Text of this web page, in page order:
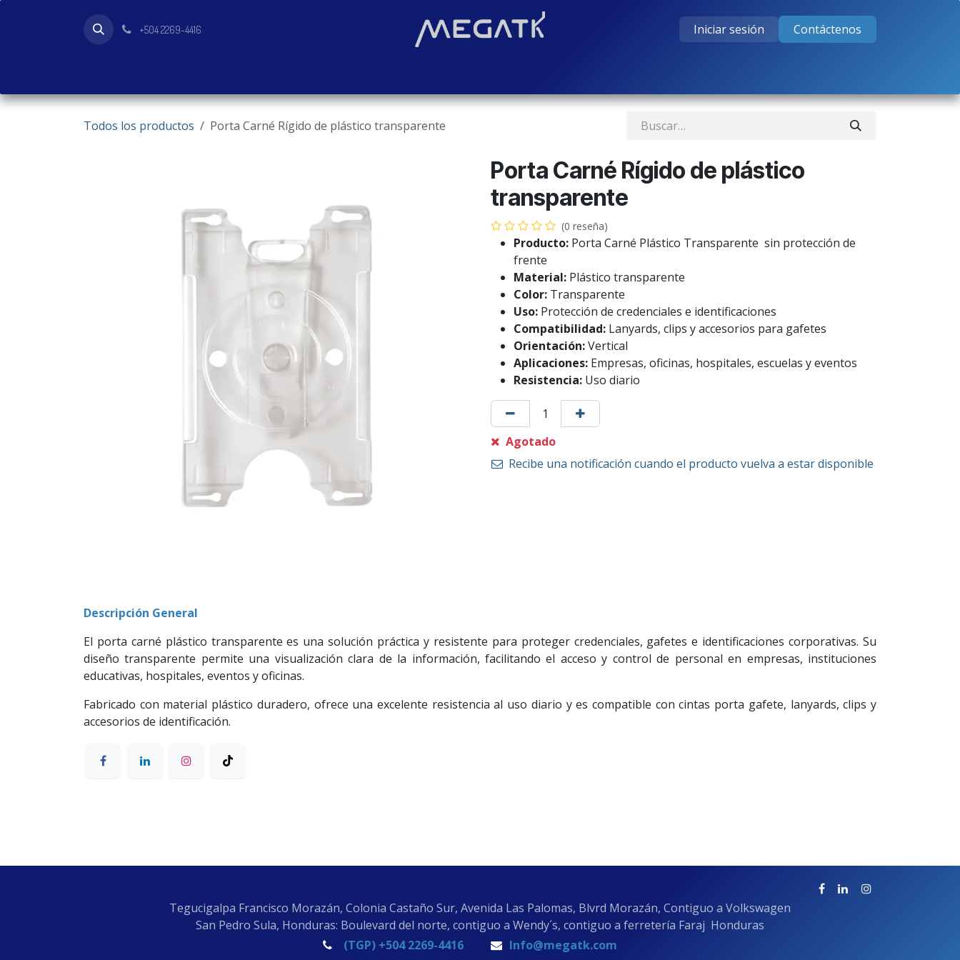
+504 2269-4416 Iniciar sesión Contáctenos
Todos los productos Porta Carné Rígido de plástico transparente
Porta Carné Rígido de plástico
transparente
(0 reseña)
Producto: Porta Carné Plástico Transparente sin protección de
frente
Material: Plástico transparente
Color: Transparente
Uso: Protección de credenciales e identificaciones
Compatibilidad: Lanyards, clips y accesorios para gafetes
Orientación:Vertical
Aplicaciones: Empresas, oficinas, hospitales, escuelas y eventos
Resistencia: Uso diario
Agotado
Recibe una notificación cuando el producto vuelva a estar disponible
Descripción General
El porta carné plástico transparente es una solución práctica y resistente para proteger credenciales, gafetes e identificaciones corporativas. Su
diseño transparente permite una visualización clara de la información, facilitando el acceso y control de personal en empresas, instituciones
educativas, hospitales, eventos y oficinas.
Fabricado con material plástico duradero, ofrece una excelente resistencia al uso diario y es compatible con cintas porta gafete, lanyards, clips y
accesorios de identificación.
Tegucigalpa Francisco Morazán, Colonia Castaño Sur, Avenida Las Palomas, Blvrd Morazán, Contiguo a Volkswagen
San Pedro Sula, Honduras: Boulevard del norte, contiguo a Wendy´s, contiguo a ferretería Faraj Honduras
(TGP) +504 2269-4416
Info@megatk.com